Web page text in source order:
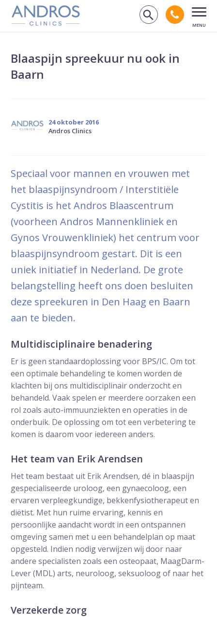
Navigatie overslaan
Zoek op
Bel
Blaaspijn spreekuur nu ook in
Baarn
24 oktober 2016
Andros Clinics
Speciaal voor mannen en vrouwen met
het blaaspijnsyndroom / Interstitiële
Cystitis is het Andros Blaascentrum
(voorheen Andros Mannenkliniek en
Gynos Vrouwenkliniek) het centrum voor
blaaspijnsyndroom gestart. Dit is een
uniek initiatief in Nederland. De grote
belangstelling heeft ons doen besluiten
deze spreekuren in Den Haag en Baarn
aan te bieden.
Multidisciplinaire benadering
Er is geen standaardoplossing voor BPS/IC. Om tot
een optimale behandeling te komen worden de
klachten bij ons multidisciplinair onderzocht en
behandeld. Vaak spelen er meerdere oorzaken een
rol zoals auto-immuunziekten en operaties in de
onderbuik. De oplossing om tot een verbetering te
komen is daarom voor iedereen anders.
Het team van Erik Arendsen
Het team bestaat uit Erik Arendsen, dé in blaaspijn
gespecialiseerde uroloog, een gynaecoloog, een
ervaren verpleegkundige, bekkenfysiotherapeut en
diëtist. Met hun ruime ervaring, kennis en
persoonlijke aandacht wordt in een ontspannen
omgeving samen met u een behandelplan op maat
opgesteld. Indien nodig verwijzen wij door naar
andere specialisten zoals een osteopaat, MaagDarm-
Lever (MDL) arts, neuroloog, seksuoloog of naar het
pijnteam.
Verzekerde zorg